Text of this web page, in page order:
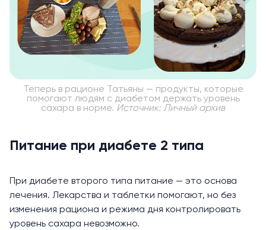
Теперь в рационе Татьяны — продукты, которые
помогают людям с диабетом держать уровень
сахара в норме. Источник: Личный архив
Питание при диабете 2 типа
При диабете второго типа питание — это основа
лечения. Лекарства и таблетки помогают, но без
изменения рациона и режима дня контролировать
уровень сахара невозможно.